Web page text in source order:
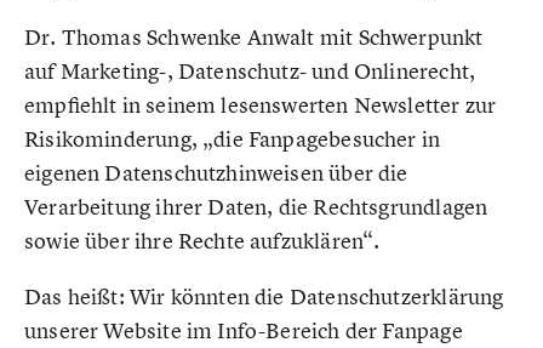
Dr. Thomas Schwenke Anwalt mit Schwerpunkt
auf Marketing-, Datenschutz- und Onlinerecht,
empfiehlt in seinem lesenswerten Newsletter zur
Risikominderung, „die Fanpagebesucher in
eigenen Datenschutzhinweisen über die
Verarbeitung ihrer Daten, die Rechtsgrundlagen
sowie über ihre Rechte aufzuklären“.
Das heißt: Wir könnten die Datenschutzerklärung
unserer Website im Info-Bereich der Fanpage